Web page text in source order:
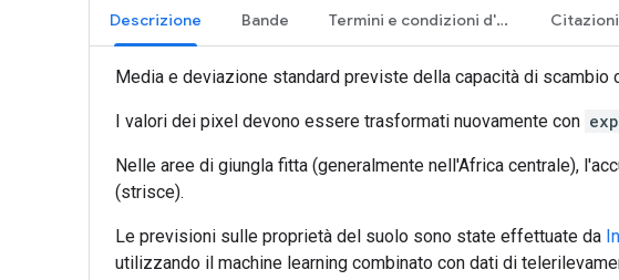
Descrizione Bande Termini e condizioni d'uso Citazioni
Media e deviazione standard previste della capacità di
I valori dei pixel devono essere trasformati nuovamente con
Nelle aree di giungla fitta (generalmente nell'Africa centrale),
(strisce).
Le previsioni sulle proprietà del suolo sono state effettuate da
utilizzando il machine learning combinato con dati di